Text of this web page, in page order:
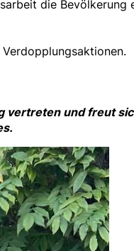
die Bevölkerung
vertreten und freut